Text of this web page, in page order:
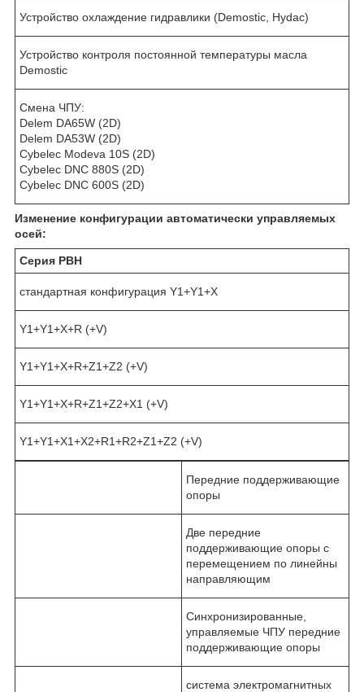
Устройство охлаждение гидравлики (Demostic, Hydac)
Устройство контроля постоянной температуры масла
Demostic
Смена ЧПУ:
Delem DA65W (2D)
Delem DA53W (2D)
Cybelec Modeva 10S (2D)
Cybelec DNC 880S (2D)
Cybelec DNC 600S (2D)
Изменение конфигурации автоматически управляемых
осей:
Серия PBH
стандартная конфигурация Y1+Y1+X
Y1+Y1+X+R (+V)
Y1+Y1+X+R+Z1+Z2 (+V)
Y1+Y1+X+R+Z1+Z2+X1 (+V)
Y1+Y1+X1+X2+R1+R2+Z1+Z2 (+V)
Передние поддерживающие
опоры
Две передние
поддерживающие опоры с
перемещением по линейны
направляющим
Синхронизированные,
управляемые ЧПУ передние
поддерживающие опоры
система электромагнитных